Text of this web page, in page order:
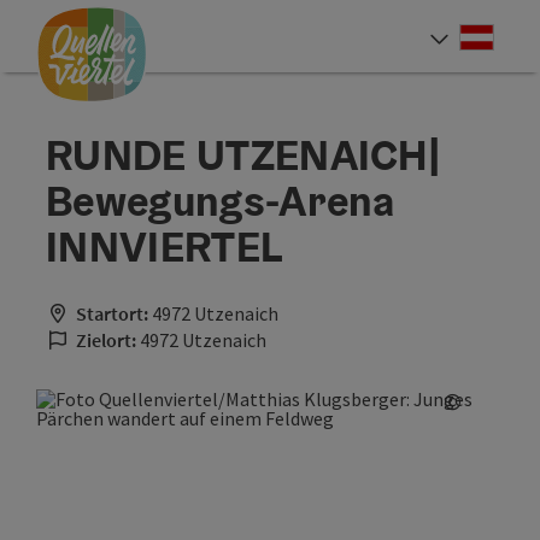
Zum Inhalt
Zur Navigation
Zum Seitenanfang
RUNDE UTZENAICH|
Bewegungs-Arena
INNVIERTEL
Startort: 4972 Utzenaich
Zielort: 4972 Utzenaich
©